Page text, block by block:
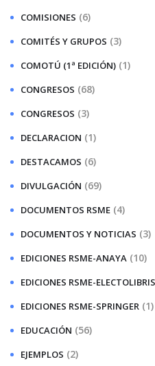
COMISIONES (6)
COMITÉS Y GRUPOS (3)
COMOTÚ (1ª EDICIÓN) (1)
CONGRESOS (68)
CONGRESOS (3)
DECLARACION (1)
DESTACAMOS (6)
DIVULGACIÓN (69)
DOCUMENTOS RSME (4)
DOCUMENTOS Y NOTICIAS (3)
EDICIONES RSME-ANAYA (10)
EDICIONES RSME-ELECTOLIBRIS
EDICIONES RSME-SPRINGER (1)
EDUCACIÓN (56)
EJEMPLOS (2)